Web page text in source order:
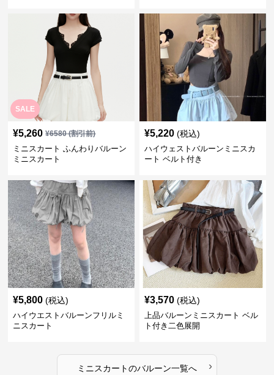
SALE
¥5,260 ¥6580(割引前)
ミニスカート ふんわりバルーン
ミニスカート
¥5,220 (税込)
ハイウェストバルーンミニスカ
ート ベルト付き
¥5,800 (税込)
ハイウエストバルーンフリルミ
ニスカート
¥3,570 (税込)
上品バルーンミニスカート ベル
ト付き二色展開
ミニスカートのバルーン一覧へ ›